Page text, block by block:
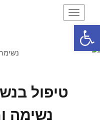
תפריט
טיפול
נשימה
פתח סרגל נגישות